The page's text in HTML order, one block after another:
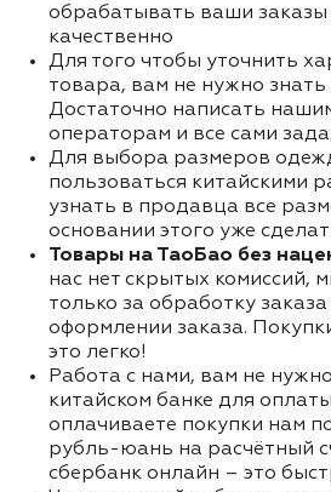
обрабатывать ваши заказы
качественно
Для того чтобы уточнить
товара, вам не нужно знать
Достаточно написать
операторам и все сами
Для выбора размеров
пользоваться китайскими
узнать в продавца все
основании этого уже
Товары на ТаоБао без
нас нет скрытых комиссий,
только за обработку
оформлении заказа.
это легко!
Работа с нами, вам не
китайском банке для
оплачиваете покупки нам
рубль-юань на расчётный
сбербанк онлайн – это